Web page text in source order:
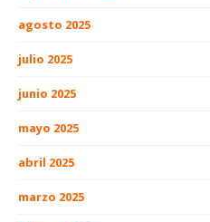
agosto 2025
julio 2025
junio 2025
mayo 2025
abril 2025
marzo 2025